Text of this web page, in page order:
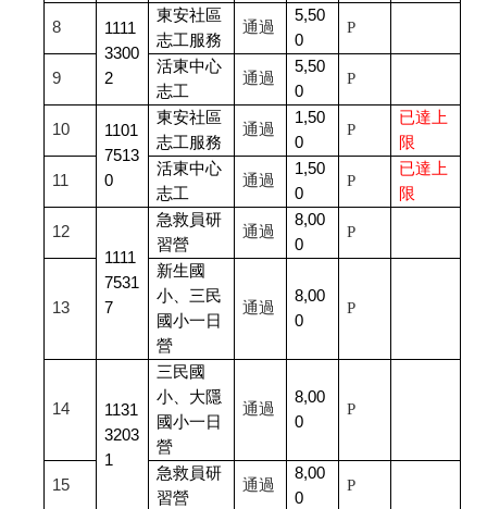
8
1111
3300
2
東安社區
志工服務
通過
5,50
0
P
9
活東中心
志工
通過
5,50
0
P
10
1101
7513
0
東安社區
志工服務
通過
1,50
0
P
已達上
限
11
活東中心
志工
通過
1,50
0
P
已達上
限
12
1111
7531
7
急救員研
習營
通過
8,00
0
P
13
新生國
小、三民
國小一日
營
通過
8,00
0
P
14
1131
3203
1
三民國
小、大隱
國小一日
營
通過
8,00
0
P
15
急救員研
習營
通過
8,00
0
P